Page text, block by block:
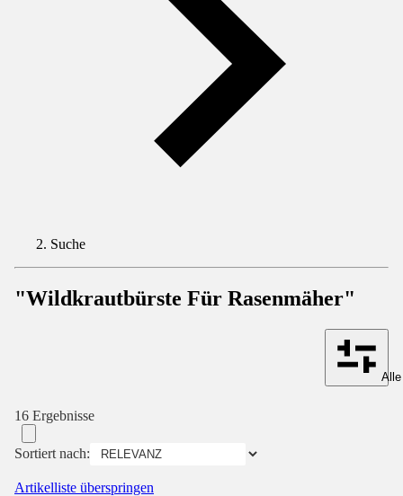
Suche
"Wildkrautbürste Für Rasenmäher"
16 Ergebnisse
Sortiert nach:
Artikelliste überspringen